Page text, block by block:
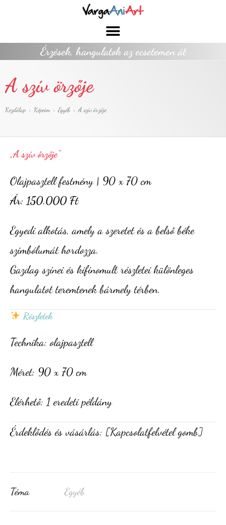
Érzések, hangulatok az ecsetemen át
A szív örzője
Kezdőlap > Képeim > Egyéb > A szív örzője
„A szív őrzője”
Olajpasztell festmény | 90 x 70 cm
Ár: 150.000 Ft
Egyedi alkotás, amely a szeretet és a belső béke
szimbólumát hordozza.
Gazdag színei és kifinomult részletei különleges
hangulatot teremtenek bármely térben.
Részletek
Technika: olajpasztell
Méret: 90 x 70 cm
Elérhető: 1 eredeti példány
Érdeklődés és vásárlás: [Kapcsolatfelvétel gomb]
Téma Egyéb